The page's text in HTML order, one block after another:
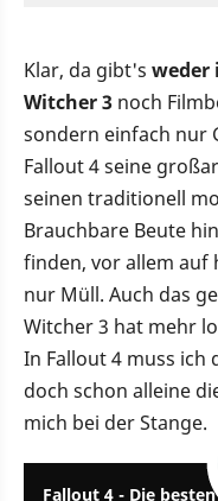
Klar, da gibt's weder
Witcher 3 noch
sondern einfach nur
Fallout 4 seine
seinen traditionell
Brauchbare Beute
finden, vor allem auf
nur Müll. Auch das
Witcher 3 hat mehr
In Fallout 4 muss ich
doch schon alleine
mich bei der Stange.
Fallout 4 - Die